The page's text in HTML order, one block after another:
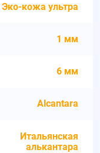
Эко-кожа ультра
1 мм
6 мм
Alcantara
Итальянская
алькантара